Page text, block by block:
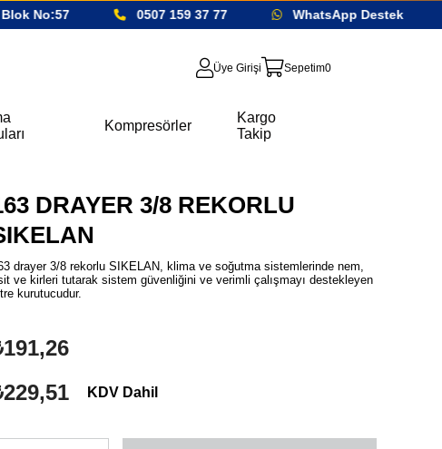
No:57 0507 159 37 77 WhatsApp Destek
Üye Girişi Sepetim0
Kompresörler
Kargo
Takip
DRAYER 3/8 REKORLU
drayer 3/8 rekorlu SIKELAN, klima ve soğutma sistemlerinde nem,
ve kirleri tutarak sistem güvenliğini ve verimli çalışmayı destekleyen
kurutucudur.
KDV Dahil